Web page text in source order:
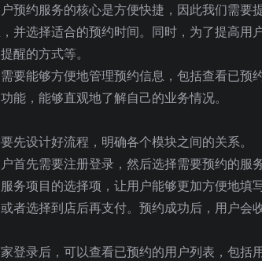
预约服务的核心是方便快捷，因此我们需要
并选择适合的预约时间。同时，为了提高用
醒的方式等。
要能够方便地管理预约信息，包括查看已预
能，能够直观地了解自己的业务情况。
先设计好流程，明确各个模块之间的关系。
首先需要注册登录，然后选择需要预约的服
务项目的选择项，让用户能够更加方便地填
者选择到店后再支付。预约成功后，用户会
登录后，可以查看已预约的用户列表，包括